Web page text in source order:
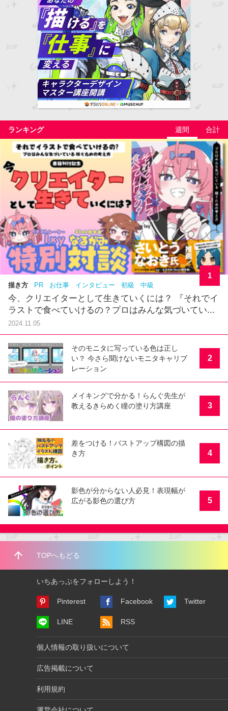
ランキング 週間 合計
描き方 PR お仕事 インタビュー 初級 中級
今、クリエイターとして生きていくには？ 『それでイ
ラストで食べていけるの？プロはみんな気づいてい...
2024.11.05
1
そのモニタに写っている色は正し
い？ 今さら聞けないモニタキャリブ
レーション
2
メイキングで分かる！らんぐ先生が
教えるきらめく瞳の塗り方講座
3
差をつける！バストアップ構図の描
き方
4
影色が分からない人必見！表現幅が
広がる影色の選び方
5
arrow_upward TOPへもどる
いちあっぷをフォローしよう！
Pinterest Facebook Twitter
LINE RSS
個人情報の取り扱いについて
広告掲載について
利用規約